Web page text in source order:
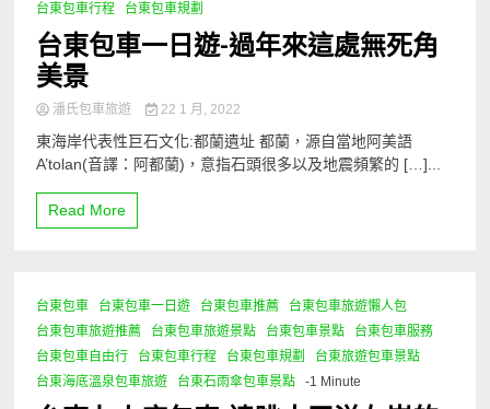
台東包車行程
台東包車規劃
台東包車一日遊-過年來這處無死角
美景
潘氏包車旅遊 22 1 月, 2022
東海岸代表性巨石文化:都蘭遺址 都蘭，源自當地阿美語
A’tolan(音譯：阿都蘭)，意指石頭很多以及地震頻繁的 […]...
Read More
台東包車 台東包車一日遊 台東包車推薦
台東包車旅遊懶人包
台東包車旅遊推薦
台東包車旅遊景點 台東包車景點
台東包車服務
台東包車自由行
台東包車行程 台東包車規劃
台東旅遊包車景點
台東海底溫泉包車旅遊
台東石雨傘包車景點 -1 Minute